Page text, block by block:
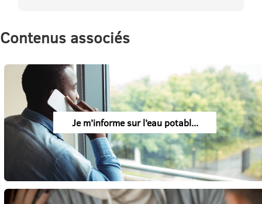
Contenus associés
Je m’informe sur l’eau potabl...